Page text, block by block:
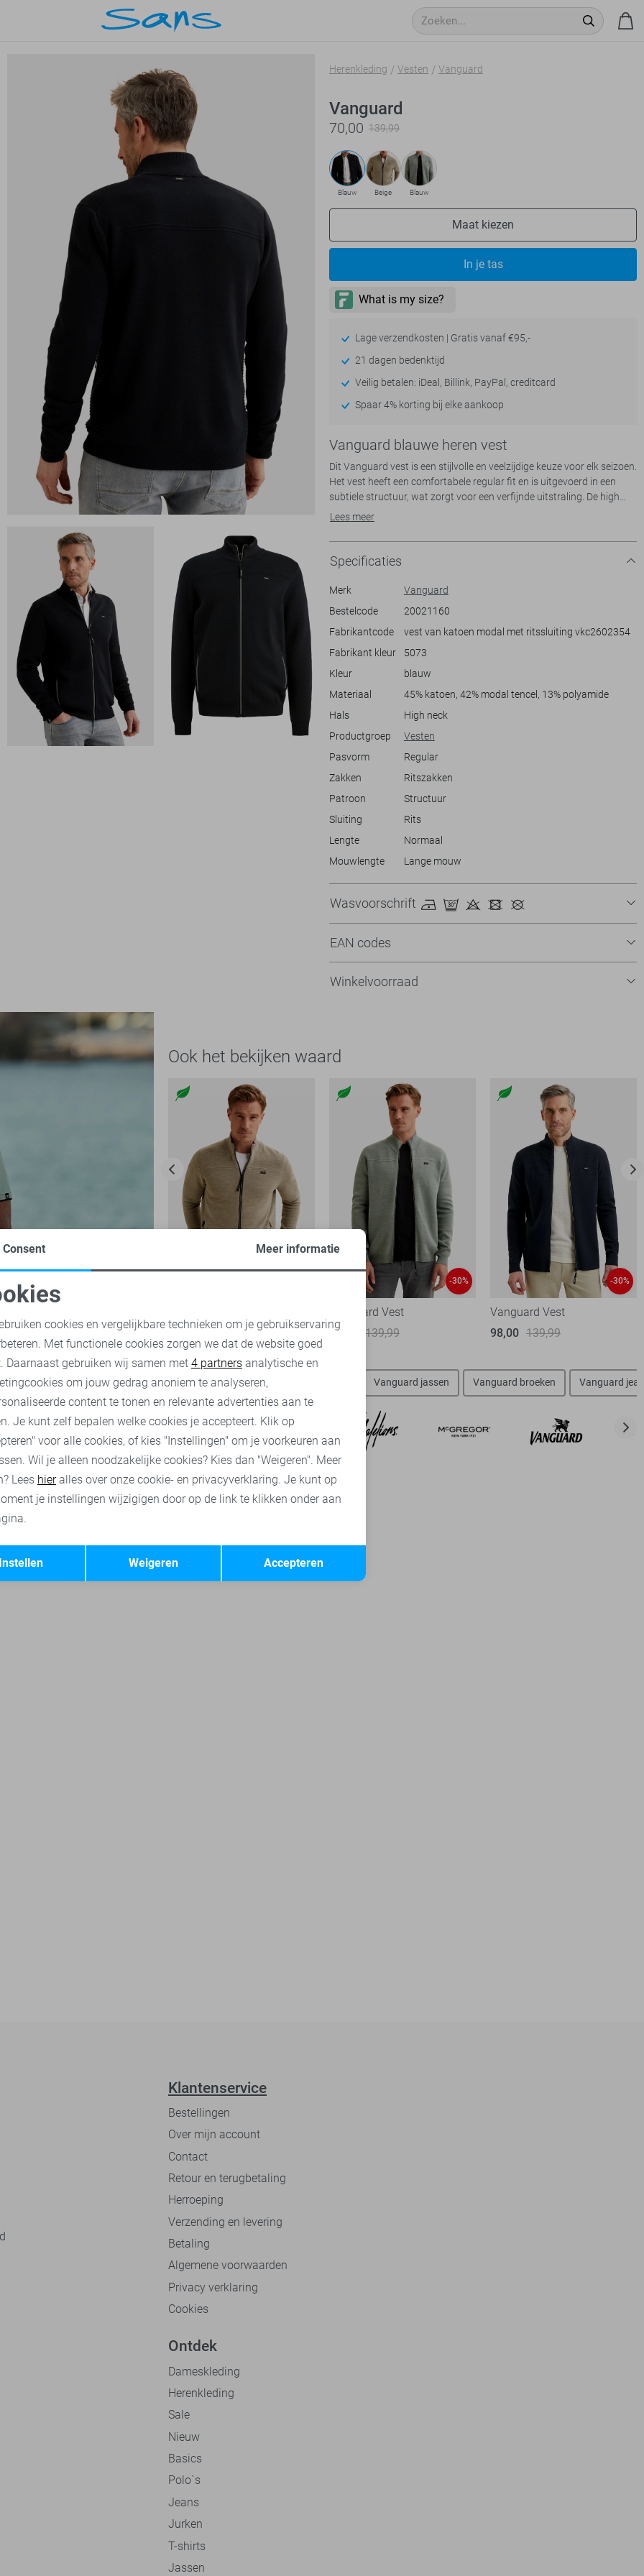
Herenkleding Vesten Vanguard
Vanguard
70,00 139,99
Blauw Beige Blauw
Maat kiezen
In je tas
Lage verzendkosten | Gratis vanaf €95,-
21 dagen bedenktijd
Veilig betalen: iDeal, Billink, PayPal, creditcard
Spaar 4% korting bij elke aankoop
Vanguard blauwe heren vest
Dit Vanguard vest is een stijlvolle en veelzijdige keuze voor elk seizoen.
Het vest heeft een comfortabele regular fit en is uitgevoerd in een
subtiele structuur, wat zorgt voor een verfijnde uitstraling. De high
neck biedt zowel warmte als een eigentijdse look, terwijl de ritssluiting
zijkanten kun je je essentiële items veilig opbergen. Dit vest past
perfect in zowel een casual als zakelijke setting, waardoor het een
uitstekende keuze is voor een dag op kantoor of een ontspannen
weekend.
Gemaakt van hoogwaardige knitwear, biedt dit Vanguard vest niet
alleen stijl maar ook duurzaamheid. De lange mouwen en normale
lengte maken het geschikt voor verschillende weersomstandigheden
kledingstukken eenvoudig. Draag het vest bijvoorbeeld met een lichte
spijkerbroek voor een casual look of met een donkergekleurde broek
een zakelijke bijeenkomst hebt, dit vest is een betrouwbare en
modieuze keuze die jouw outfit compleet maakt.
Lees meer
Specificaties
Merk
Vanguard
Bestelcode
20021160
Fabrikantcode
vest van katoen modal met ritssluiting vkc2602354
Fabrikant kleur
5073
Kleur
blauw
Materiaal
45% katoen, 42% modal tencel, 13% polyamide
Hals
High neck
Productgroep
Vesten
Pasvorm
Regular
Zakken
Ritszakken
Patroon
Structuur
Sluiting
Rits
Lengte
Normaal
Mouwlengte
Lange mouw
Wasvoorschrift
EAN codes
Winkelvoorraad
Ook het bekijken waard
98,00
139,99
-30%
Vanguard Vest
98,00
139,99
-30%
Vanguard Vest
98,00 139,99
t-shirts Vanguard polo`s Vanguard truien Vanguard jassen Vanguard broeken Vanguard
Klantenservice
Bestellingen
Over mijn account
Contact
Retour en terugbetaling
Herroeping
Verzending en levering
Betaling
Algemene voorwaarden
Privacy verklaring
Cookies
Ontdek
Dameskleding
Herenkleding
Sale
Nieuw
Basics
Polo`s
Jeans
Jurken
T-shirts
Jassen
cookies
cookies Marketing cookies
Terug Opslaan
Consent Meer informatie
cookies en vergelijkbare technieken om je gebruikservaring
Met functionele cookies zorgen we dat de website goed
Daarnaast gebruiken wij samen met 4 partners analytische en
om jouw gedrag anoniem te analyseren,
content te tonen en relevante advertenties aan te
Je kunt zelf bepalen welke cookies je accepteert. Klik op
voor alle cookies, of kies "Instellingen" om je voorkeuren aan
Wil je alleen noodzakelijke cookies? Kies dan "Weigeren". Meer
Lees hieralles over onze cookie- en privacyverklaring. Je kunt op
je instellingen wijzigigen door op de link te klikken onder aan
Accepteren
Weigeren
Instellen